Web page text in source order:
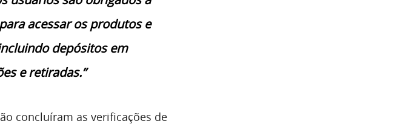
acessar os produtos e
depósitos em
e retiradas.”
concluíram as verificações de